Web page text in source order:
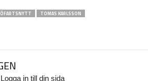
TOMAS KARLSSON
Logga in till din sida